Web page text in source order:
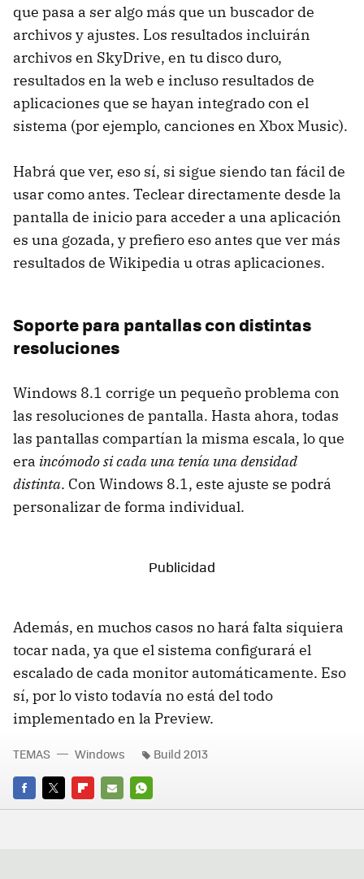
que pasa a ser algo más que un buscador de
archivos y ajustes. Los resultados incluirán
archivos en SkyDrive, en tu disco duro,
resultados en la web e incluso resultados de
aplicaciones que se hayan integrado con el
sistema (por ejemplo, canciones en Xbox Music).
Habrá que ver, eso sí, si sigue siendo tan fácil de
usar como antes. Teclear directamente desde la
pantalla de inicio para acceder a una aplicación
es una gozada, y prefiero eso antes que ver más
resultados de Wikipedia u otras aplicaciones.
Soporte para pantallas con distintas
resoluciones
Windows 8.1 corrige un pequeño problema con
las resoluciones de pantalla. Hasta ahora, todas
las pantallas compartían la misma escala, lo que
era incómodo si cada una tenía una densidad
distinta. Con Windows 8.1, este ajuste se podrá
personalizar de forma individual.
Además, en muchos casos no hará falta siquiera
tocar nada, ya que el sistema configurará el
escalado de cada monitor automáticamente. Eso
sí, por lo visto todavía no está del todo
implementado en la Preview.
FACEBOOK
TWITTERFLIPBOARD
E-
WHATSAPP
TEMAS Windows Build 2013